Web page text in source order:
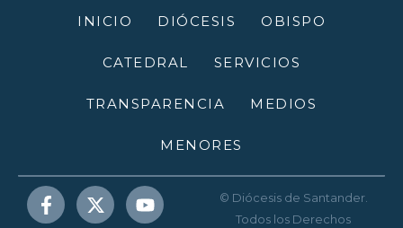
INICIO DIÓCESIS OBISPO
CATEDRAL SERVICIOS
TRANSPARENCIA MEDIOS
MENORES
© Diócesis de Santander.
Todos los Derechos